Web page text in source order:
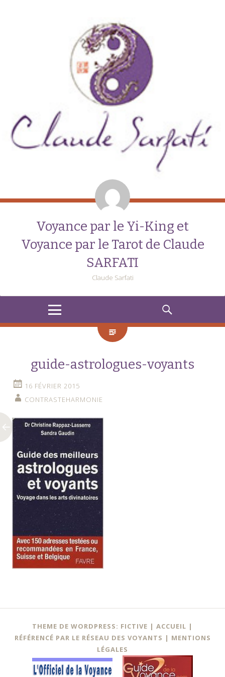
Voyance par le Yi-King et
Voyance par le Tarot de Claude
SARFATI
Claude Sarfati
RECHERCHE
guide-astrologues-voyants
16 FÉVRIER 2015
CONTRASTEHARMONIE
Navigation
des
articles
THEME DE WORDPRESS: FICTIVE | ACCUEIL |
RÉFÉRENCÉ PAR LE RÉSEAU DES VOYANTS | MENTIONS
LÉGALES